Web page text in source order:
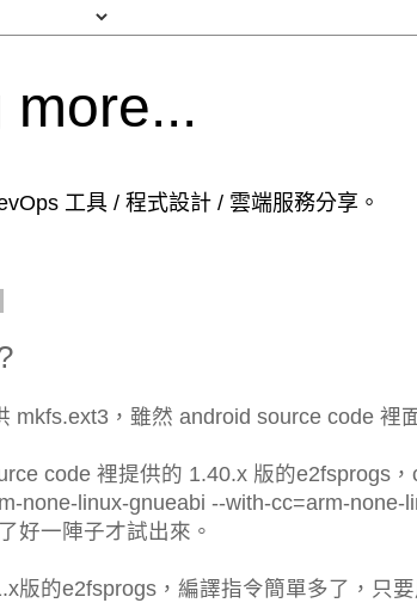
more...
工具 / 程式設計 / 雲端服務分享。
mkfs.ext3，雖然 android source code 裡
code 裡提供的 1.40.x 版的e2fsprogs
none-linux-gnueabi --with-cc=arm-
好一陣子才試出來。
版的e2fsprogs，編譯指令簡單多了，只